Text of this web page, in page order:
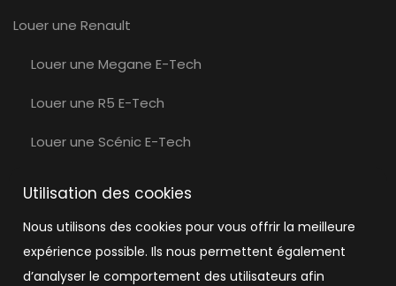
Louer une Renault
Louer une Megane E-Tech
Louer une R5 E-Tech
Louer une Scénic E-Tech
Louer une Volvo EX30
Louer une Tesla
Utilisation des cookies
Nous utilisons des cookies pour vous offrir la meilleure
expérience possible. Ils nous permettent également
d’analyser le comportement des utilisateurs afin